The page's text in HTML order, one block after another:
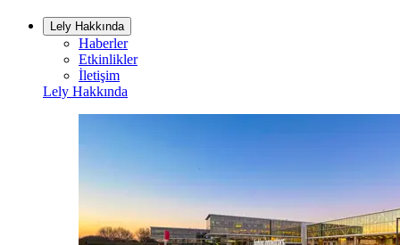
Lely Hakkında
Haberler
Etkinlikler
İletişim
Lely Hakkında